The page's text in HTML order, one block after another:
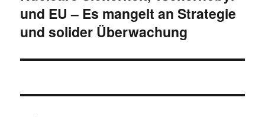
Beitrag:
und EU – Es mangelt an Strategie
und solider Überwachung